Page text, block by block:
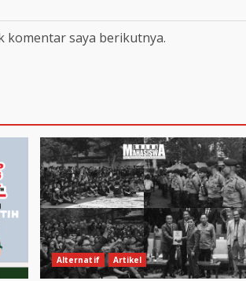
komentar saya berikutnya.
Alternatif Artikel